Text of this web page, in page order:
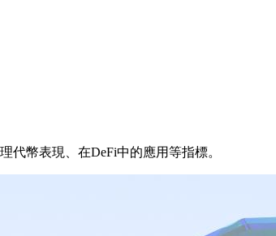
代幣表現、在DeFi中的應用等指標。